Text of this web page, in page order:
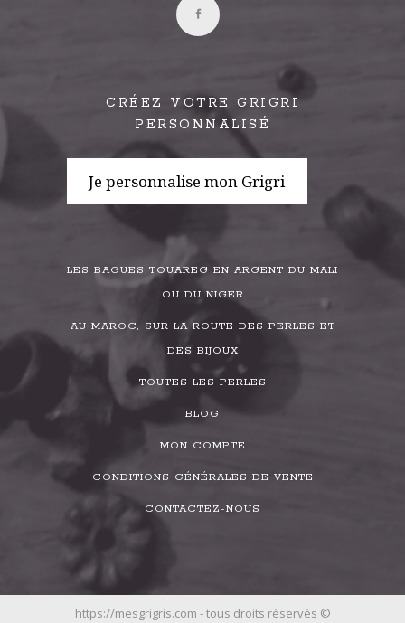
CRÉEZ VOTRE GRIGRI
PERSONNALISÉ
Je personnalise mon Grigri
LES BAGUES TOUAREG EN ARGENT DU MALI
OU DU NIGER
AU MAROC, SUR LA ROUTE DES PERLES ET
DES BIJOUX
TOUTES LES PERLES
BLOG
MON COMPTE
CONDITIONS GÉNÉRALES DE VENTE
CONTACTEZ-NOUS
https://mesgrigris.com - tous droits réservés ©